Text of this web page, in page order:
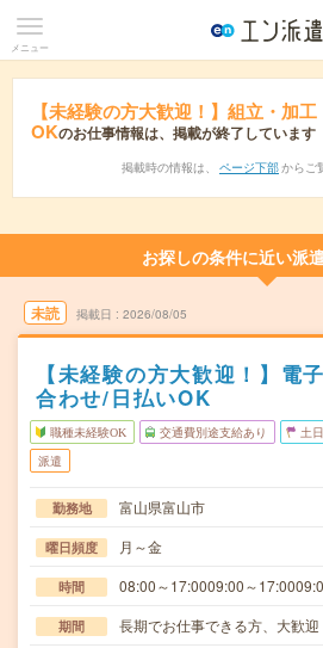
メニュー
【未経験の方大歓迎！】組立・加
OKのお仕事情報は、掲載が終了しています
掲載時の情報は、 ページ下部 からご
お探しの条件に近い派
未読 掲載日 2026/08/05
【未経験の方大歓迎！】電
合わせ/日払いOK
職種未経験OK 交通費別途支給あり 土
派遣
勤務地 富山県富山市
曜日頻度 月～金
時間 08:00～17:0009:00～
期間 長期でお仕事できる方、大歓迎